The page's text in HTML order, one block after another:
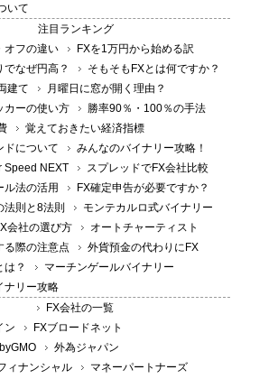
いて
注目ランキング
オフの違い
FXを1万円から始める訳
でなぜ円高？
そもそもFXとは何ですか？
建て
月曜日に窓が開く理由？
カーの使い方
勝率90％・100％の手法
覚えておきたい経済指標
ドについて
みんなのバイナリー攻略！
Speed NEXT
スプレッドでFX会社比較
ル法の活用
FX確定申告が必要ですか？
法則と8法則
モンテカルロ式バイナリー
会社の選び方
オートチャーティスト
る際の注意点
外貨預金の代わりにFX
は？
マーチンゲールバイナリー
ナリー攻略
FX会社の一覧
ン
FXブロードネット
外為ジャパン
ィナンシャル
マネーパートナーズ